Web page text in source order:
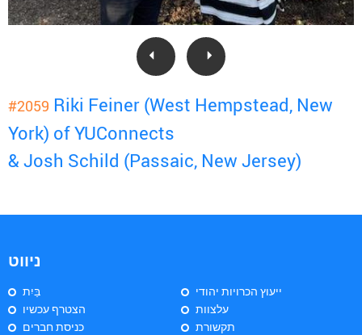
#2059 Riki Feiner (West Hempstead, New
York) of YUConnects
& Josh Schild (Passaic, New Jersey)
ניווט
בַּיִת
הצטרף עכשיו
כניסת חברים
ייעוץ הכרויות יהודי
עלצוות
תקשורת